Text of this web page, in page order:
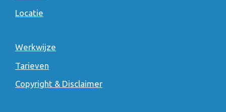
Locatie
Werkwijze
Tarieven
Copyright & Disclaimer